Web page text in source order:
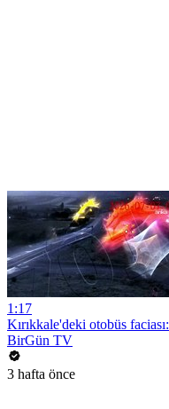
1:17
Kırıkkale'deki otobüs
BirGün TV
3 hafta önce